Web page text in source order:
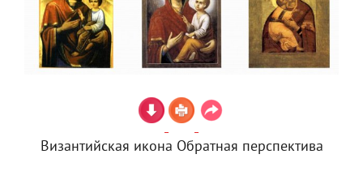
Византийская икона Обратная перспектива